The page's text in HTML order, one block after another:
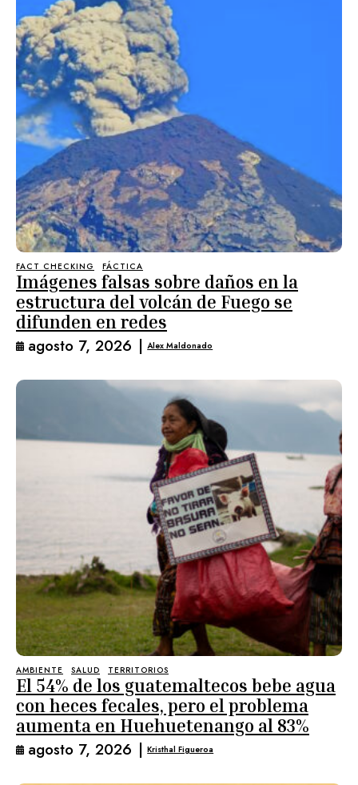
FACT CHECKING FÁCTICA
Imágenes falsas sobre daños en la
estructura del volcán de Fuego se
difunden en redes
agosto 7, 2026 | Alex Maldonado
AMBIENTE SALUD TERRITORIOS
El 54% de los guatemaltecos bebe agua
con heces fecales, pero el problema
aumenta en Huehuetenango al 83%
agosto 7, 2026 | Kristhal Figueroa